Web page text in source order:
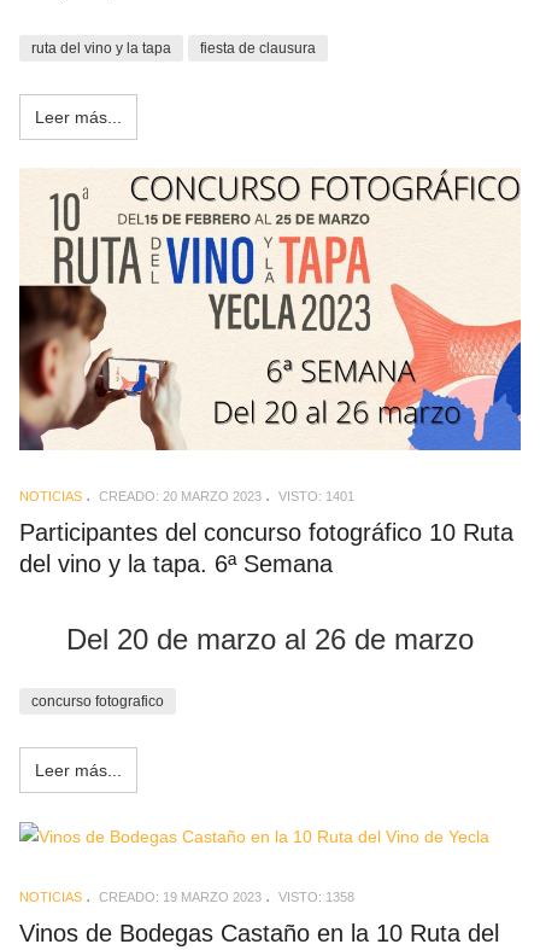
ruta del vino y la tapa fiesta de clausura
Leer más...
NOTICIAS CREADO: 20 MARZO 2023 VISTO: 1401
Participantes del concurso fotográfico 10 Ruta
del vino y la tapa. 6ª Semana
Del 20 de marzo al 26 de marzo
concurso fotografico
Leer más...
NOTICIAS CREADO: 19 MARZO 2023 VISTO: 1358
Vinos de Bodegas Castaño en la 10 Ruta del